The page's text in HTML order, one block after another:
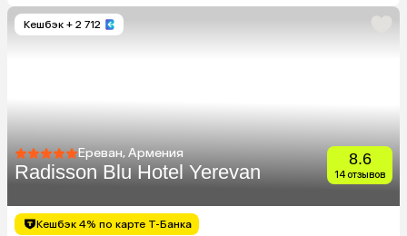
Кешбэк + 2 712
Ереван, Армения
Radisson Blu Hotel Yerevan
8.6
14 отзывов
Кешбэк 4% по карте Т-Банка